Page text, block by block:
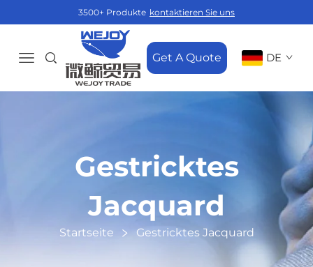
3500+ Produkte kontaktieren Sie uns
Get A Quote DE
Gestricktes
Jacquard
Startseite Gestricktes Jacquard